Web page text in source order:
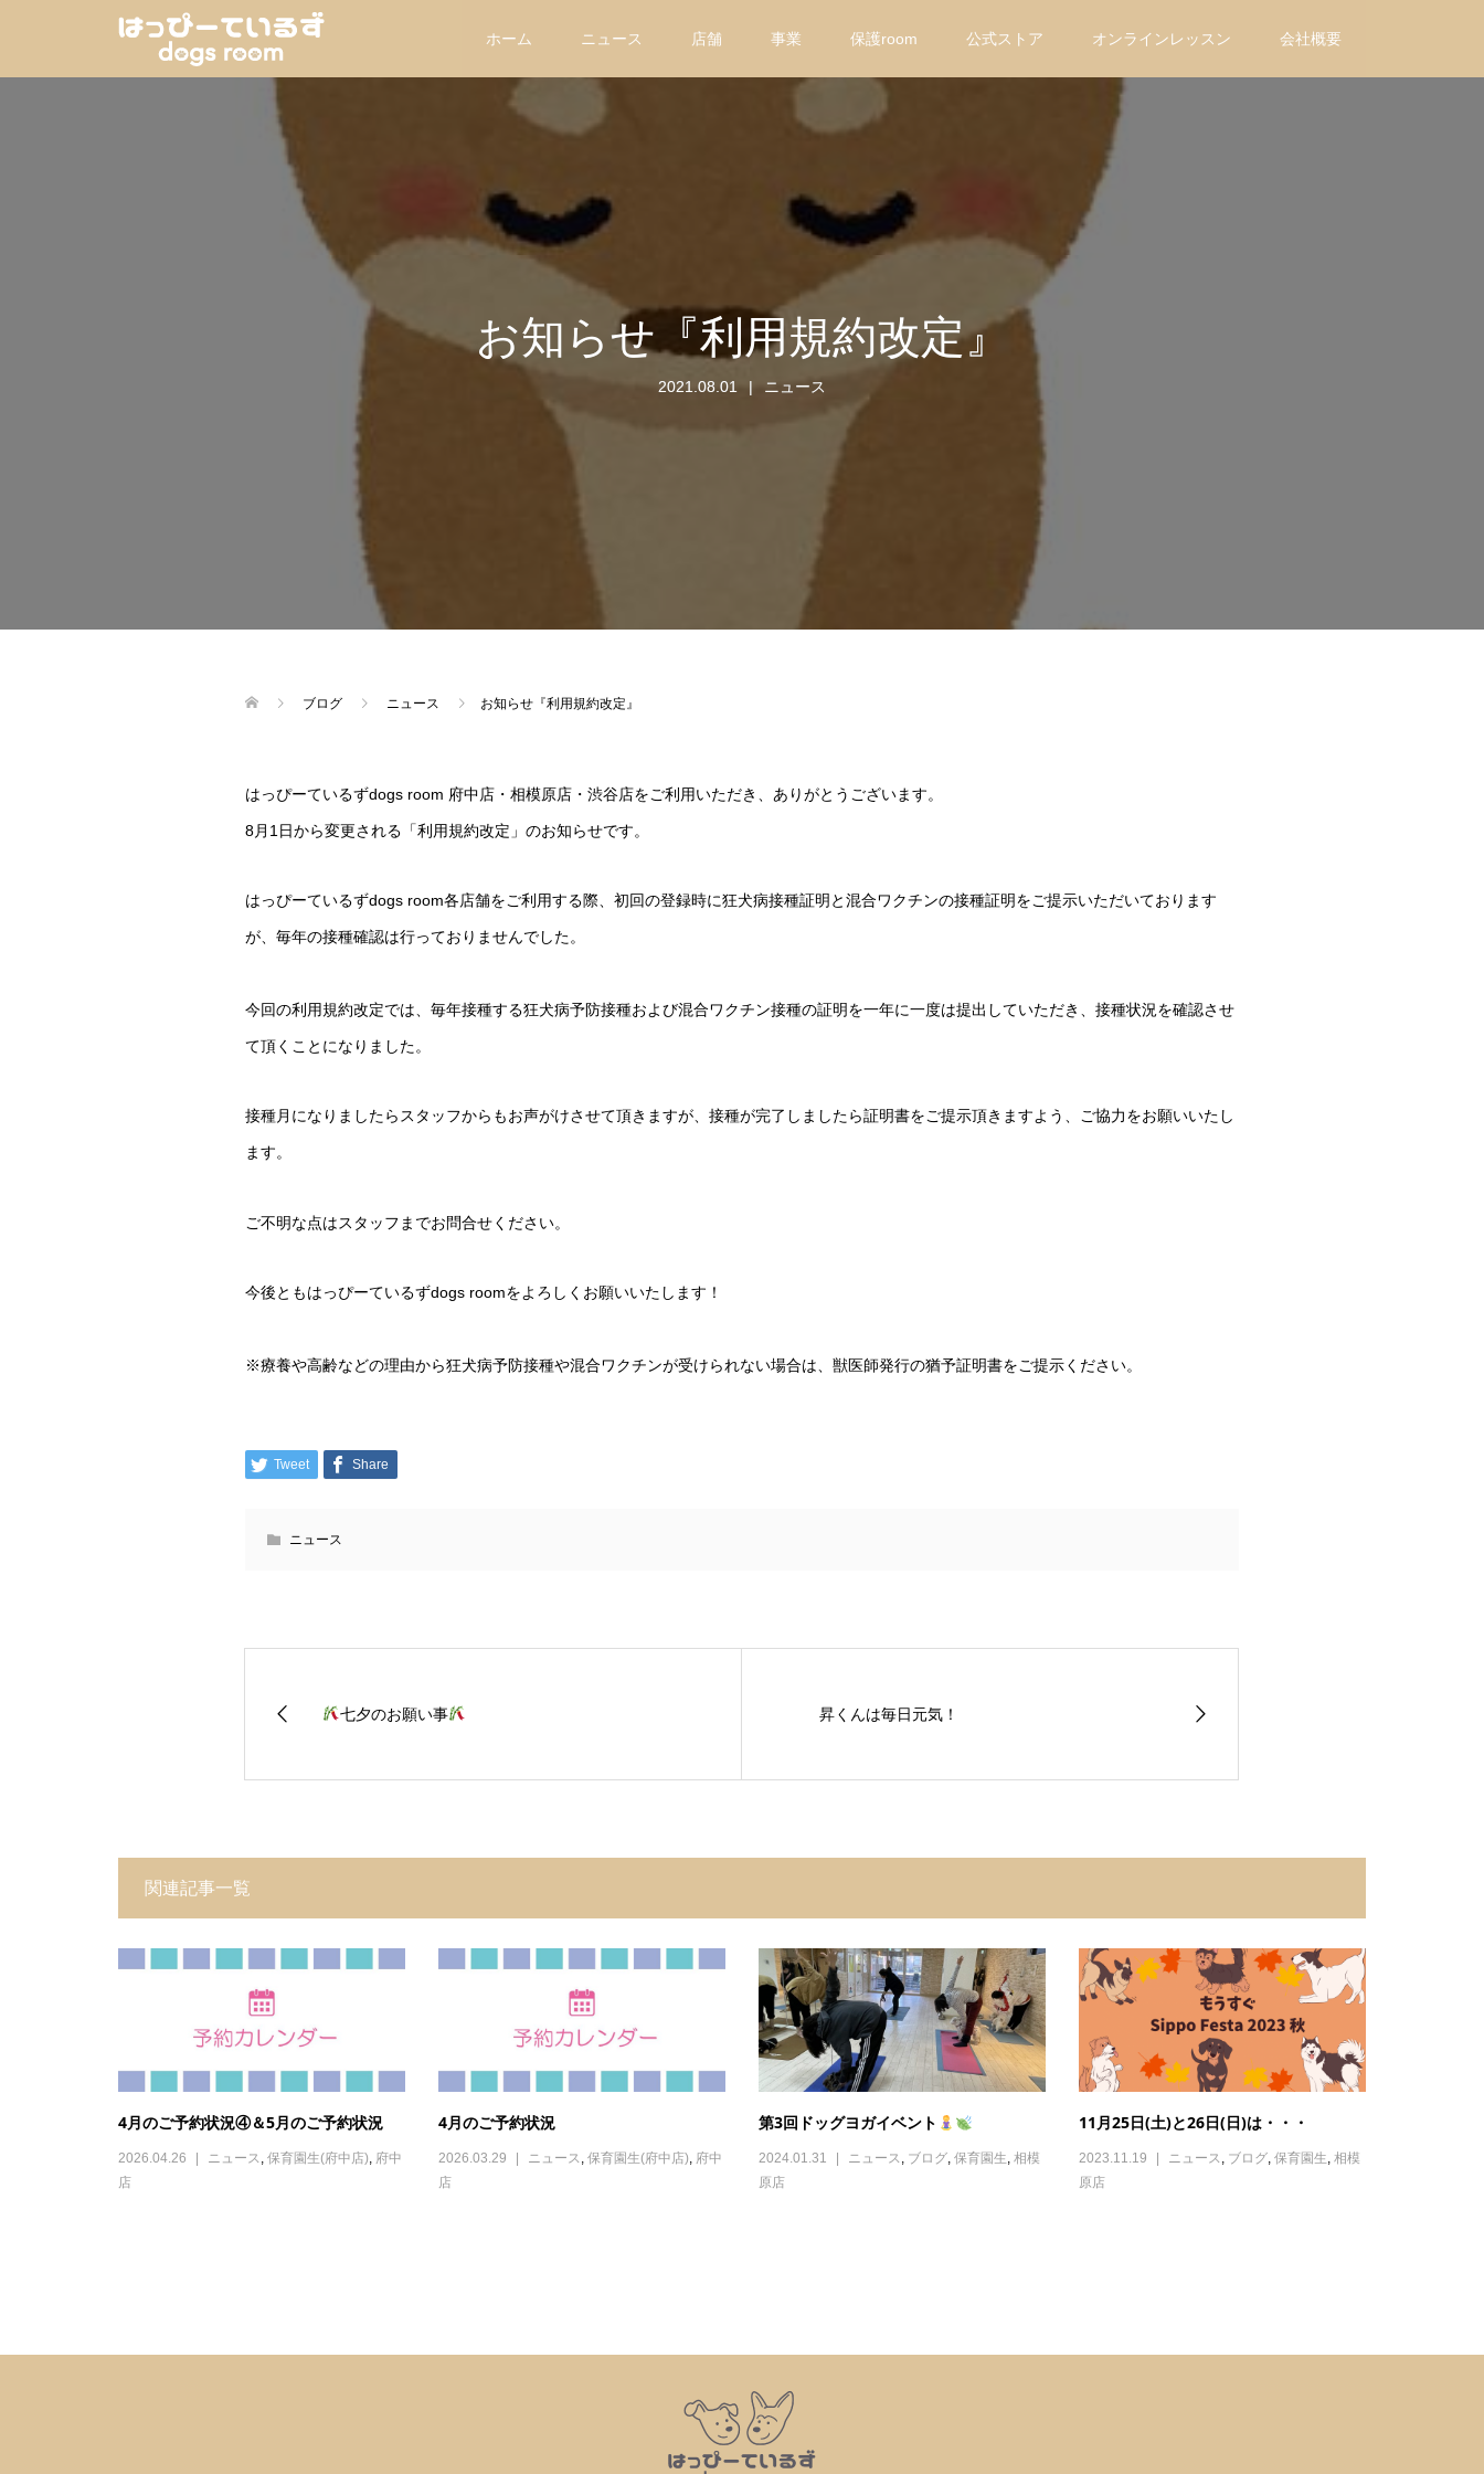
ホーム ニュース 店舗 事業 保護room 公式ストア オンラインレッスン 会社概要
お知らせ『利用規約改定』
2021.08.01 ニュース
ブログ ニュース お知らせ『利用規約改定』
はっぴーているずdogs room 府中店・相模原店・渋谷店をご利用いただき、ありがとうございます。
8月1日から変更される「利用規約改定」のお知らせです。
はっぴーているずdogs room各店舗をご利用する際、初回の登録時に狂犬病接種証明と混合ワクチンの接種証明をご提示いただいております
が、毎年の接種確認は行っておりませんでした。
今回の利用規約改定では、毎年接種する狂犬病予防接種および混合ワクチン接種の証明を一年に一度は提出していただき、接種状況を確認させ
て頂くことになりました。
接種月になりましたらスタッフからもお声がけさせて頂きますが、接種が完了しましたら証明書をご提示頂きますよう、ご協力をお願いいたし
ます。
ご不明な点はスタッフまでお問合せください。
今後ともはっぴーているずdogs roomをよろしくお願いいたします！
※療養や高齢などの理由から狂犬病予防接種や混合ワクチンが受けられない場合は、獣医師発行の猶予証明書をご提示ください。
Tweet Share
ニュース
七夕のお願い事 昇くんは毎日元気！
関連記事一覧
4月のご予約状況④＆5月のご予約状況
2026.04.26 ニュース, 保育園生(府中店), 府中
店
4月のご予約状況
2026.03.29 ニュース, 保育園生(府中店), 府中
店
第3回ドッグヨガイベント
2024.01.31 ニュース, ブログ, 保育園生, 相模
原店
11月25日(土)と26日(日)は・・・
2023.11.19 ニュース, ブログ, 保育園生, 相模
原店